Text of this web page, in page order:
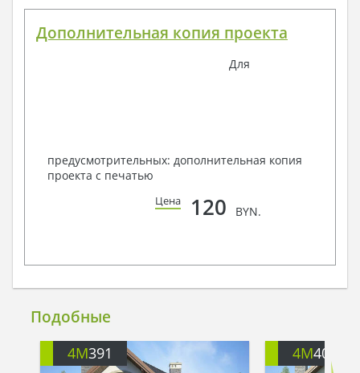
Дополнительная копия проекта
Для
предусмотрительных: дополнительная копия
проекта с печатью
Цена 120 BYN.
Подобные
4M391 4M401